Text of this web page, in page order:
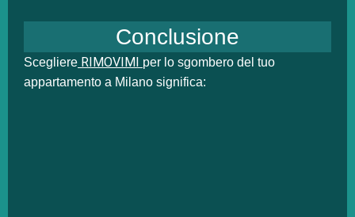
Conclusione
Scegliere RIMOVIMI per lo sgombero del tuo
appartamento a Milano significa: